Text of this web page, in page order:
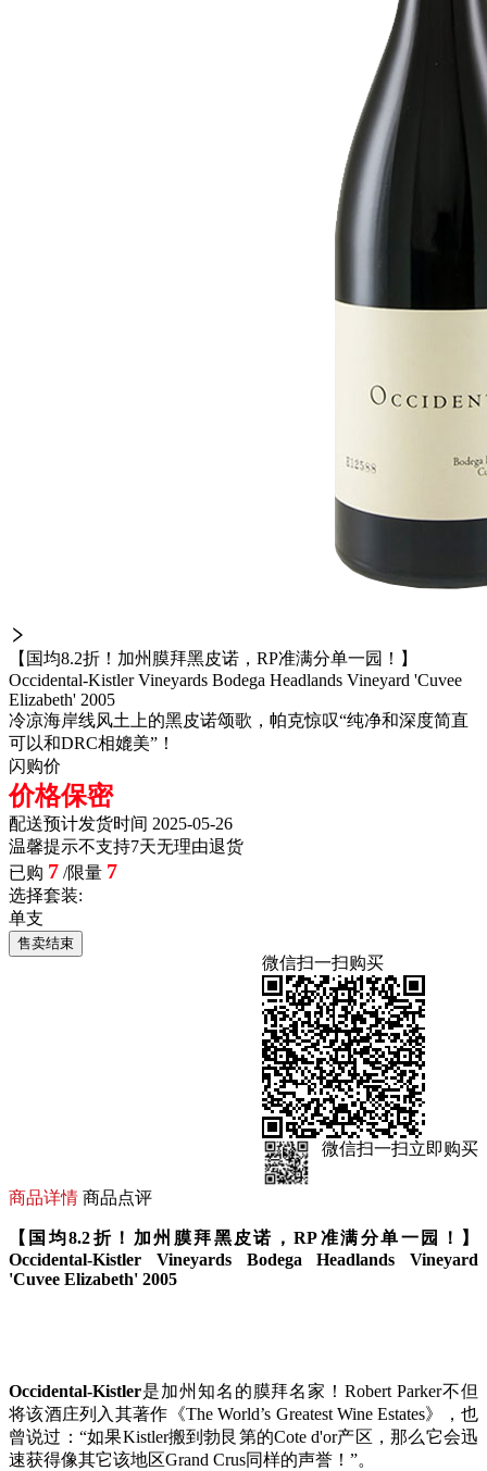
【国均8.2折！加州膜拜黑皮诺，RP准满分单一园！】
Occidental-Kistler Vineyards Bodega Headlands Vineyard 'Cuvee
Elizabeth' 2005
冷凉海岸线风土上的黑皮诺颂歌，帕克惊叹“纯净和深度简直
可以和DRC相媲美”！
闪购价
价格保密
配送预计发货时间 2025-05-26
温馨提示不支持7天无理由退货
已购 7 /限量 7
选择套装:
单支
售卖结束
微信扫一扫购买
微信扫一扫立即购买
商品详情 商品点评
【国均8.2折！加州膜拜黑皮诺，RP准满分单一园！】
Occidental-Kistler Vineyards Bodega Headlands Vineyard
'Cuvee Elizabeth' 2005
Occidental-Kistler是加州知名的膜拜名家！Robert Parker不但
将该酒庄列入其著作《The World’s Greatest Wine Estates》，也
曾说过：“如果Kistler搬到勃艮第的Cote d'or产区，那么它会迅
速获得像其它该地区Grand Crus同样的声誉！”。